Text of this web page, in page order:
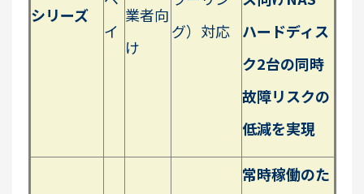
シリーズ
イ
業者向
け
グ）対応
ハードディス
ク2台の同時
故障リスクの
低減を実現
常時稼働のた